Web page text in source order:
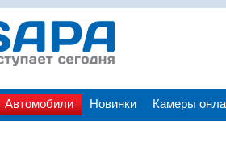
Автомобили Новинки Камеры